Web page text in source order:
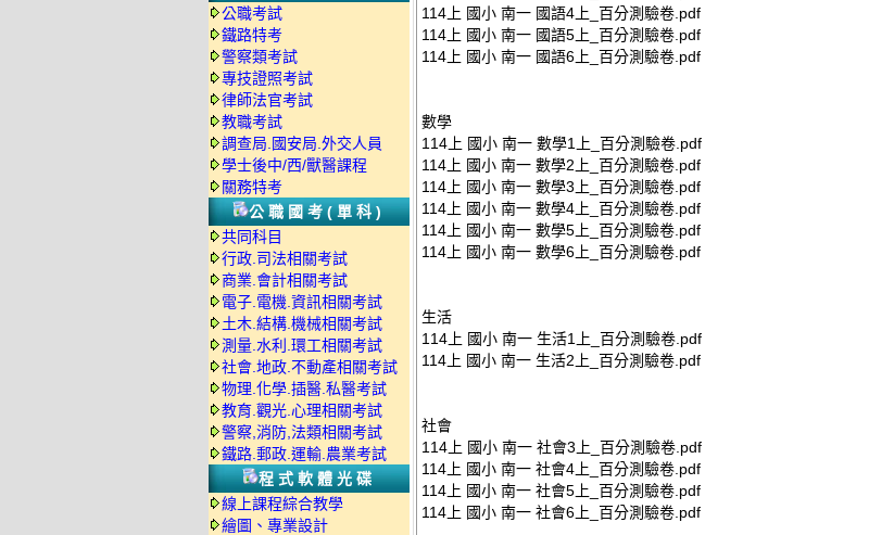
公職考試
鐵路特考
警察類考試
專技證照考試
律師法官考試
教職考試
調查局.國安局.外交人員
學士後中/西/獸醫課程
關務特考
公職國考(單科)
共同科目
行政.司法相關考試
商業.會計相關考試
電子.電機.資訊相關考試
土木.結構.機械相關考試
測量.水利.環工相關考試
社會.地政.不動產相關考試
物理.化學.插醫.私醫考試
教育.觀光.心理相關考試
警察,消防,法類相關考試
鐵路.郵政.運輸.農業考試
程式軟體光碟
線上課程綜合教學
繪圖、專業設計
114上 國小 南一 國語4上_百分測驗卷.pdf
114上 國小 南一 國語5上_百分測驗卷.pdf
114上 國小 南一 國語6上_百分測驗卷.pdf
數學
114上 國小 南一 數學1上_百分測驗卷.pdf
114上 國小 南一 數學2上_百分測驗卷.pdf
114上 國小 南一 數學3上_百分測驗卷.pdf
114上 國小 南一 數學4上_百分測驗卷.pdf
114上 國小 南一 數學5上_百分測驗卷.pdf
114上 國小 南一 數學6上_百分測驗卷.pdf
生活
114上 國小 南一 生活1上_百分測驗卷.pdf
114上 國小 南一 生活2上_百分測驗卷.pdf
社會
114上 國小 南一 社會3上_百分測驗卷.pdf
114上 國小 南一 社會4上_百分測驗卷.pdf
114上 國小 南一 社會5上_百分測驗卷.pdf
114上 國小 南一 社會6上_百分測驗卷.pdf